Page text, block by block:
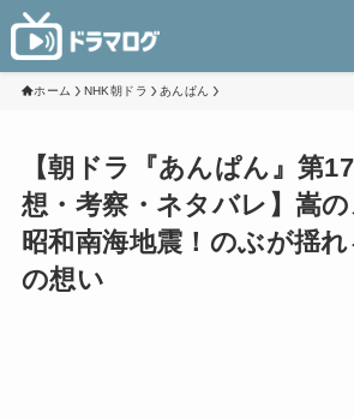
ホーム NHK朝ドラ あんぱん
【朝ドラ『あんぱん』第
想・考察・ネタバレ】嵩
昭和南海地震！のぶが揺
の想い